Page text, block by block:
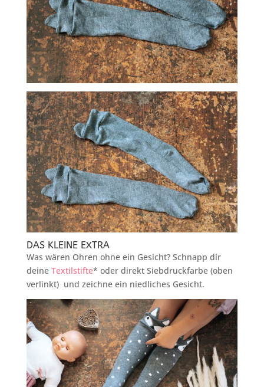
DAS KLEINE EXTRA
Was wären Ohren ohne ein Gesicht? Schnapp dir
deine Textilstifte* oder direkt Siebdruckfarbe (oben
verlinkt) und zeichne ein niedliches Gesicht.